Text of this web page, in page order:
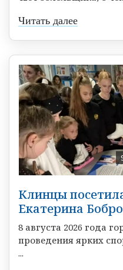
Читать далее
Клинцы
Екатерина
8 августа 2026 года
проведения ярких
...